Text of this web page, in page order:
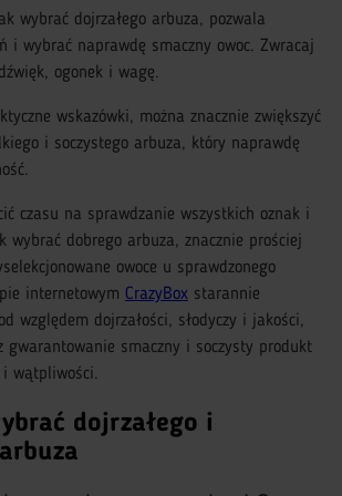
wybrać dojrzałego arbuza, pozwala
i wybrać naprawdę smaczny owoc. Zwracaj
ogonek i wagę.
wskazówki, można znacznie zwiększyć
i soczystego arbuza, który naprawdę
czasu na sprawdzanie wszystkich oznak i
wybrać dobrego arbuza, znacznie prościej
owoce u sprawdzonego
internetowym CrazyBox starannie
względem dojrzałości, słodyczy i jakości,
gwarantowanie smaczny i soczysty produkt
i wątpliwości.
dojrzałego i